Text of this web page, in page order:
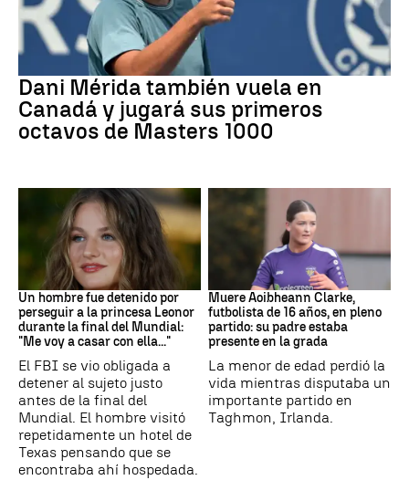
Dani Mérida también vuela en
Canadá y jugará sus primeros
octavos de Masters 1000
Mundial 2026
Un hombre fue detenido por
perseguir a la princesa Leonor
durante la final del Mundial:
"Me voy a casar con ella..."
El FBI se vio obligada a
detener al sujeto justo
antes de la final del
Mundial. El hombre visitó
repetidamente un hotel de
Texas pensando que se
encontraba ahí hospedada.
Muere Aoibheann Clarke,
futbolista de 16 años, en pleno
partido: su padre estaba
presente en la grada
La menor de edad perdió la
vida mientras disputaba un
importante partido en
Taghmon, Irlanda.